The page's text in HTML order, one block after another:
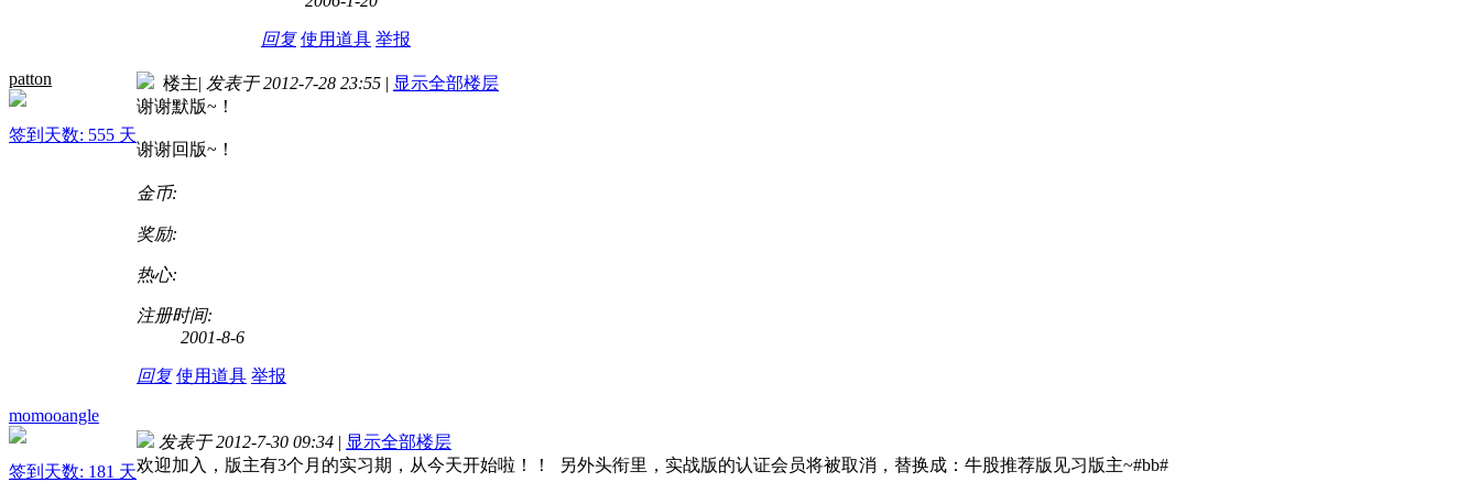
回复 使用道具 举报
patton
签到天数: 555 天
楼主| 发表于 2012-7-28 23:55 | 显示全部楼层
谢谢默版~！
谢谢回版~！
金币:
奖励:
热心:
注册时间:
2001-8-6
回复 使用道具 举报
momooangle
签到天数: 181 天
发表于 2012-7-30 09:34 | 显示全部楼层
欢迎加入，版主有3个月的实习期，从今天开始啦！！ 另外头衔里，实战版的认证会员将被取消，替换成：牛股推荐版见习版主~#bb#